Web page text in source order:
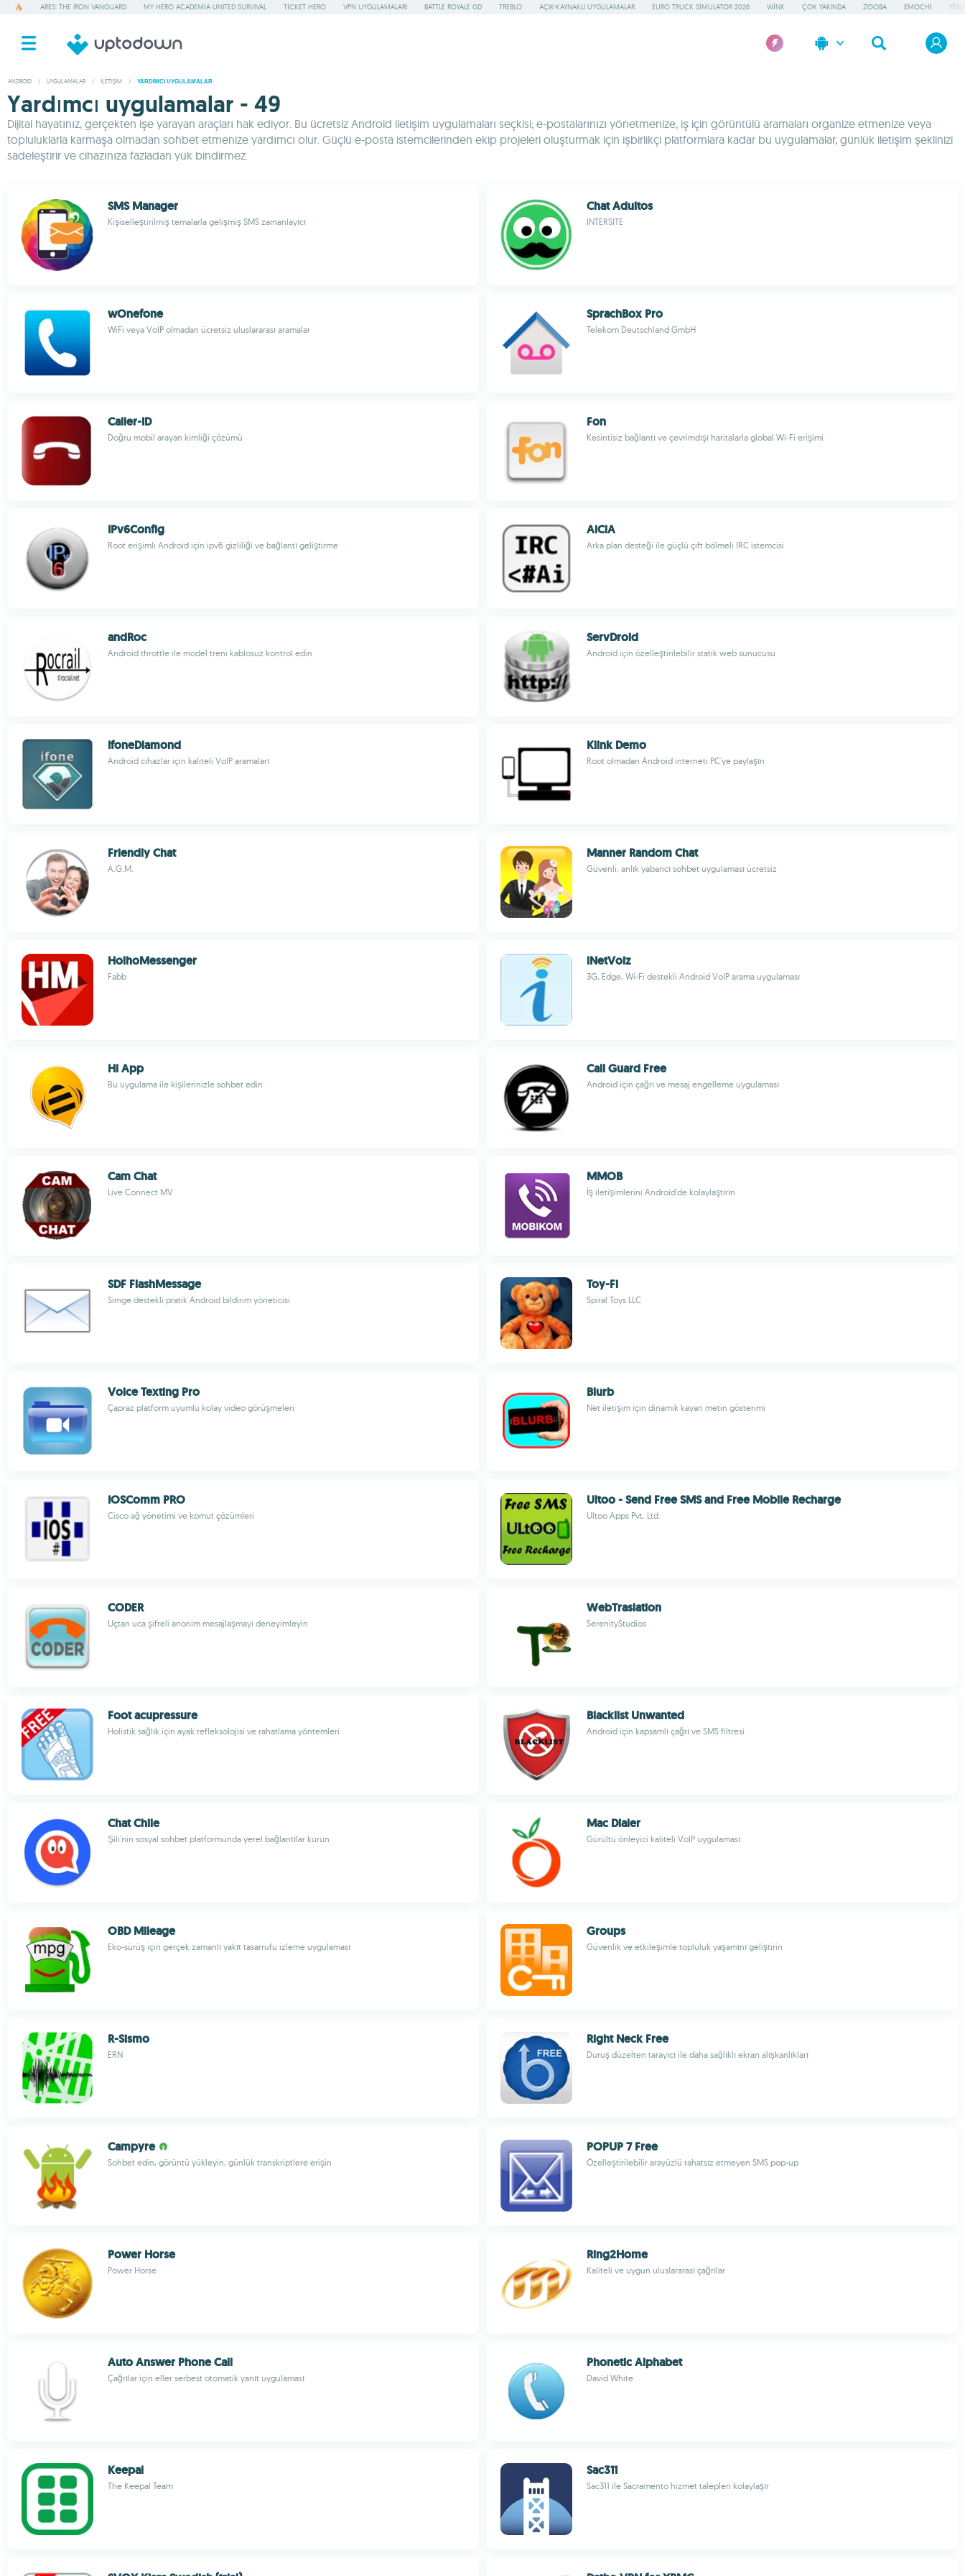
ARES: THE IRON VANGUARD MY HERO ACADEMIA UNITED SURVIVAL TICKET HERO VPN UYGULAMALARI BATTLE ROYALE GD TREBLO AÇIK-KAYNAKLI UYGULAMALAR EURO TRUCK SIMULATOR 2026 WINK ÇOK YAKINDA ZOOBA EMOCHI
ANDROID / UYGULAMALAR / İLETIŞIM / YARDIMCI UYGULAMALAR
Yardımcı uygulamalar - 49
Dijital hayatınız, gerçekten işe yarayan araçları hak ediyor. Bu ücretsiz Android iletişim uygulamaları seçkisi; e-postalarınızı yönetmenize, iş için görüntülü aramaları organize etmenize veya
topluluklarla karmaşa olmadan sohbet etmenize yardımcı olur. Güçlü e-posta istemcilerinden ekip projeleri oluşturmak için işbirlikçi platformlara kadar bu uygulamalar, günlük iletişim şeklinizi
sadeleştirir ve cihazınıza fazladan yük bindirmez.
SMS Manager
Kişiselleştirilmiş temalarla gelişmiş SMS zamanlayıcı
Chat Adultos
INTERSITE
wOnefone
WiFi veya VoIP olmadan ücretsiz uluslararası aramalar
SprachBox Pro
Telekom Deutschland GmbH
Caller-ID
Doğru mobil arayan kimliği çözümü
Fon
Kesintisiz bağlantı ve çevrimdışı haritalarla global Wi-Fi erişimi
IPv6Config
Root erişimli Android için ipv6 gizliliği ve bağlantı geliştirme
AiCiA
Arka plan desteği ile güçlü çift bölmeli IRC istemcisi
andRoc
Android throttle ile model treni kablosuz kontrol edin
ServDroid
Android için özelleştirilebilir statik web sunucusu
IfoneDiamond
Android cihazlar için kaliteli VoIP aramaları
Klink Demo
Root olmadan Android interneti PC'ye paylaşın
Friendly Chat
A.G.M.
Manner Random Chat
Güvenli, anlık yabancı sohbet uygulaması ücretsiz
HolhoMessenger
Fabb
iNetVoiz
3G, Edge, Wi-Fi destekli Android VoIP arama uygulaması
Hi App
Bu uygulama ile kişilerinizle sohbet edin
Call Guard Free
Android için çağrı ve mesaj engelleme uygulaması
Cam Chat
Live Connect MV
MMOB
İş iletişimlerini Android'de kolaylaştırın
SDF FlashMessage
Simge destekli pratik Android bildirim yöneticisi
Toy-Fi
Spiral Toys LLC
Voice Texting Pro
Çapraz platform uyumlu kolay video görüşmeleri
Blurb
Net iletişim için dinamik kayan metin gösterimi
IOSComm PRO
Cisco ağ yönetimi ve komut çözümleri
Ultoo - Send Free SMS and Free Mobile Recharge
Ultoo Apps Pvt. Ltd.
CODER
Uçtan uca şifreli anonim mesajlaşmayı deneyimleyin
WebTraslation
SerenityStudios
Foot acupressure
Holistik sağlık için ayak refleksolojisi ve rahatlama yöntemleri
Blacklist Unwanted
Android için kapsamlı çağrı ve SMS filtresi
Chat Chile
Şili'nin sosyal sohbet platformunda yerel bağlantılar kurun
Mac Dialer
Gürültü önleyici kaliteli VoIP uygulaması
OBD Mileage
Eko-sürüş için gerçek zamanlı yakıt tasarrufu izleme uygulaması
Groups
Güvenlik ve etkileşimle topluluk yaşamını geliştirin
R-Sismo
ERN
Right Neck Free
Duruş düzelten tarayıcı ile daha sağlıklı ekran alışkanlıkları
Campyre
Sohbet edin, görüntü yükleyin, günlük transkriptlere erişin
POPUP 7 Free
Özelleştirilebilir arayüzlü rahatsız etmeyen SMS pop-up
Power Horse
Power Horse
Ring2Home
Kaliteli ve uygun uluslararası çağrılar
Auto Answer Phone Call
Çağrılar için eller serbest otomatik yanıt uygulaması
Phonetic Alphabet
David White
Keepal
The Keepal Team
Sac311
Sac311 ile Sacramento hizmet talepleri kolaylaşır